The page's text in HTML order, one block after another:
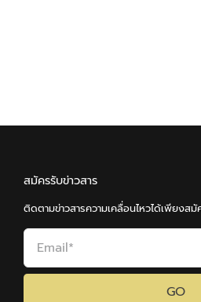
สมัครรับข่าวสาร
ติดตามข่าวสารความเคลื่อนไหวได้เพียงส
GO